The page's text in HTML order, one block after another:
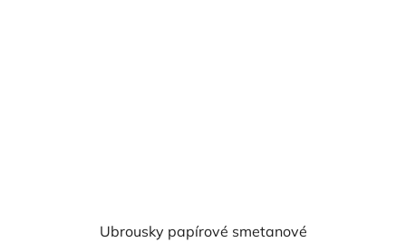
Ubrousky papírové smetanové